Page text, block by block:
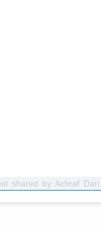
shared by Achraf Dari